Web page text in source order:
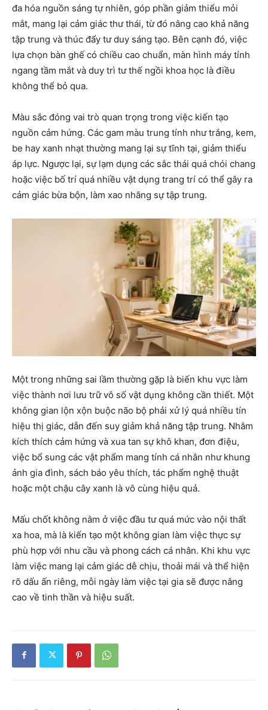
đa hóa nguồn sáng tự nhiên, góp phần giảm thiểu mỏi
mắt, mang lại cảm giác thư thái, từ đó nâng cao khả năng
tập trung và thúc đẩy tư duy sáng tạo. Bên cạnh đó, việc
lựa chọn bàn ghế có chiều cao chuẩn, màn hình máy tính
ngang tầm mắt và duy trì tư thế ngồi khoa học là điều
không thể bỏ qua.
Màu sắc đóng vai trò quan trọng trong việc kiến tạo
nguồn cảm hứng. Các gam màu trung tính như trắng, kem,
be hay xanh nhạt thường mang lại sự tĩnh tại, giảm thiểu
áp lực. Ngược lại, sự lạm dụng các sắc thái quá chói chang
hoặc việc bố trí quá nhiều vật dụng trang trí có thể gây ra
cảm giác bừa bộn, làm xao nhãng sự tập trung.
Một trong những sai lầm thường gặp là biến khu vực làm
việc thành nơi lưu trữ vô số vật dụng không cần thiết. Một
không gian lộn xộn buộc não bộ phải xử lý quá nhiều tín
hiệu thị giác, dẫn đến suy giảm khả năng tập trung. Nhằm
kích thích cảm hứng và xua tan sự khô khan, đơn điệu,
việc bổ sung các vật phẩm mang tính cá nhân như khung
ảnh gia đình, sách báo yêu thích, tác phẩm nghệ thuật
hoặc một chậu cây xanh là vô cùng hiệu quả.
Mấu chốt không nằm ở việc đầu tư quá mức vào nội thất
xa hoa, mà là kiến tạo một không gian làm việc thực sự
phù hợp với nhu cầu và phong cách cá nhân. Khi khu vực
làm việc mang lại cảm giác dễ chịu, thoải mái và thể hiện
rõ dấu ấn riêng, mỗi ngày làm việc tại gia sẽ được nâng
cao về tinh thần và hiệu suất.